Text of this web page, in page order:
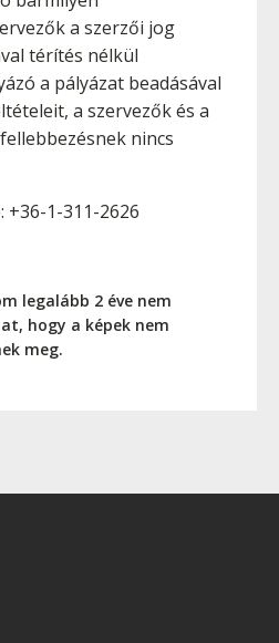
a szerzői jog
térítés nélkül
a pályázat beadásával
a szervezők és a
nincs
1-311-2626
legalább 2 éve nem
hogy a képek nem
meg.